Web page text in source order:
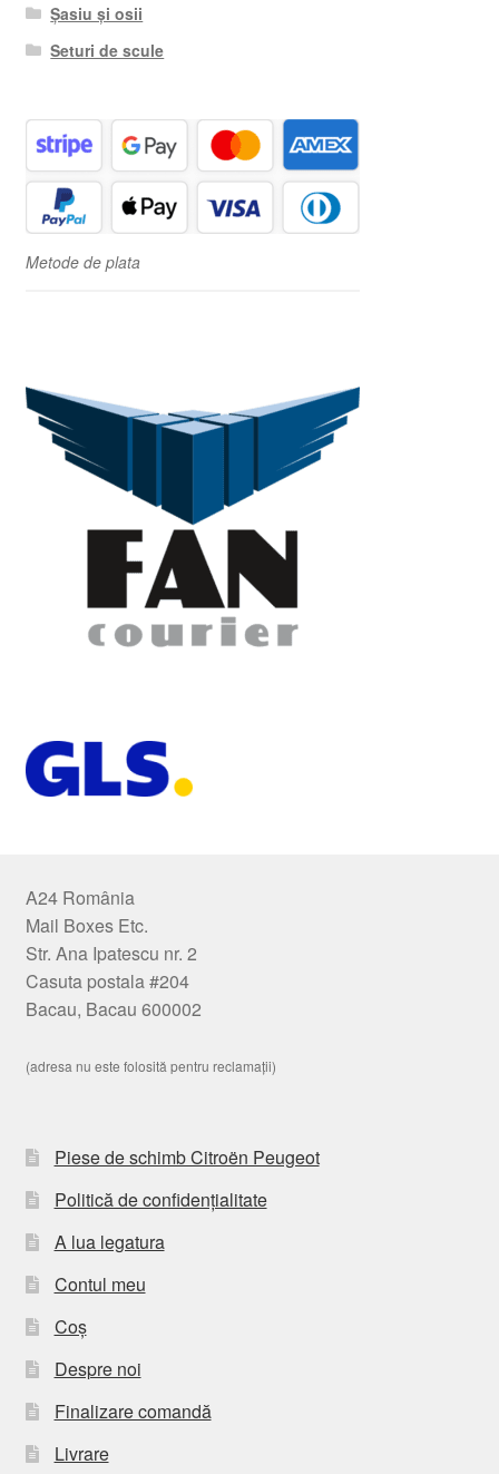
Șasiu și osii
Seturi de scule
Metode de plata
A24 România
Mail Boxes Etc.
Str. Ana Ipatescu nr. 2
Casuta postala #204
Bacau, Bacau 600002
(adresa nu este folosită pentru reclamații)
Piese de schimb Citroën Peugeot
Politică de confidențialitate
A lua legatura
Contul meu
Coș
Despre noi
Finalizare comandă
Livrare